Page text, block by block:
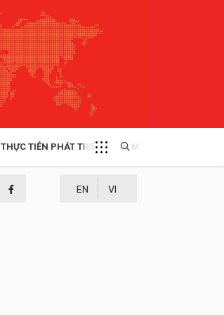
THỰC TIỄN PHÁT TRIỂN MULTIMEDIA
EN VI